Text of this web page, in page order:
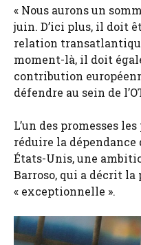
« Nous aurons un
juin. D’ici plus, il doit
relation
moment-là, il doit
contribution
défendre au sein de
L’un des promesses
réduire la dépendance
États-Unis, une
Barroso, qui a décrit
« exceptionnelle ».